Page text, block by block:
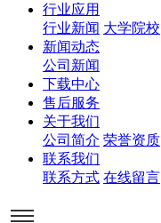
行业应用
行业新闻 大学院校
新闻动态
公司新闻
下载中心
售后服务
关于我们
公司简介 荣誉资质
联系我们
联系方式 在线留言